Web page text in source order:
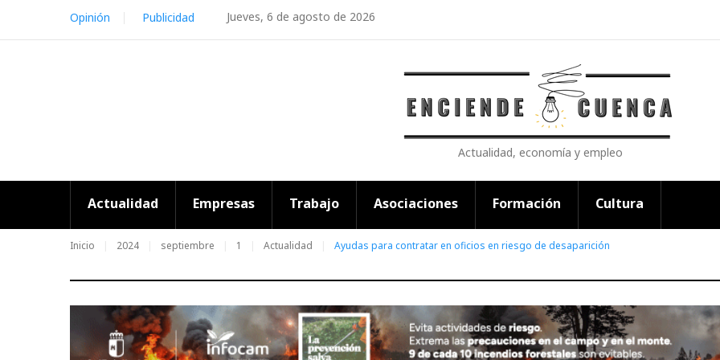
content
Jueves, 6 de agosto de 2026
Opinión Publicidad
Actualidad, economía y empleo
Actualidad Empresas Trabajo Asociaciones Formación Cultura
Inicio 2024 septiembre 1 Actualidad Ayudas para contratar en oficios en riesgo de desaparición